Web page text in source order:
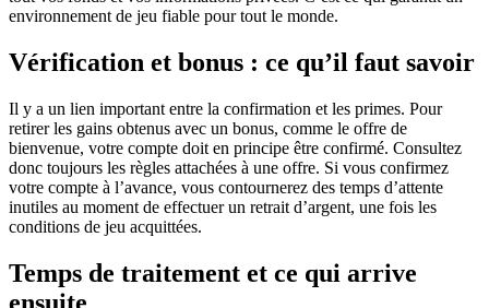
environnement de jeu fiable pour tout le monde.
Vérification et bonus : ce qu’il faut savoir
Il y a un lien important entre la confirmation et les primes. Pour
retirer les gains obtenus avec un bonus, comme le offre de
bienvenue, votre compte doit en principe être confirmé. Consultez
donc toujours les règles attachées à une offre. Si vous confirmez
votre compte à l’avance, vous contournerez des temps d’attente
inutiles au moment de effectuer un retrait d’argent, une fois les
conditions de jeu acquittées.
Temps de traitement et ce qui arrive